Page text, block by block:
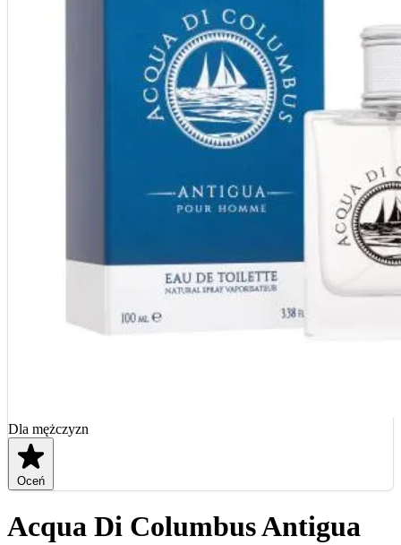
Dla mężczyzn
Oceń
Acqua Di Columbus Antigua